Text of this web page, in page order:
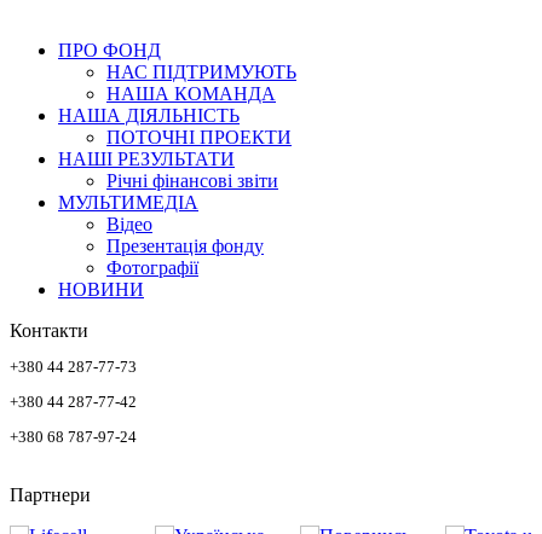
ПРО ФОНД
НАС ПІДТРИМУЮТЬ
НАША КОМАНДА
НАША ДІЯЛЬНІСТЬ
ПОТОЧНІ ПРОЕКТИ
НАШІ РЕЗУЛЬТАТИ
Річні фінансові звіти
МУЛЬТИМЕДІА
Відео
Презентація фонду
Фотографії
НОВИНИ
Контакти
+380 44 287-77-73
+380 44 287-77-42
+380 68 787-97-24
Партнери